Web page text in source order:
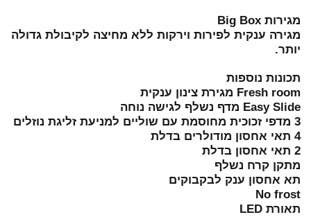
מגירות Big Box
מגירה ענקית לפירות וירקות ללא מחיצה לקיבולת גדולה
יותר.
תכונות נוספות
Fresh room מגירת צינון ענקית
Easy Slide מדף נשלף לגישה נוחה
3 מדפי זכוכית מחוסמת עם שוליים למניעת זליגת נוזלים
4 תאי אחסון מודולרים בדלת
2 תאי אחסון בדלת
מתקן קרח נשלף
תא אחסון ענק לבקבוקים
No frost
תאורת LED